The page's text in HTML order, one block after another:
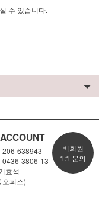
수 있습니다.
206-638943
0436-3806-13
효석
오피스)
비회원
1:1 문의